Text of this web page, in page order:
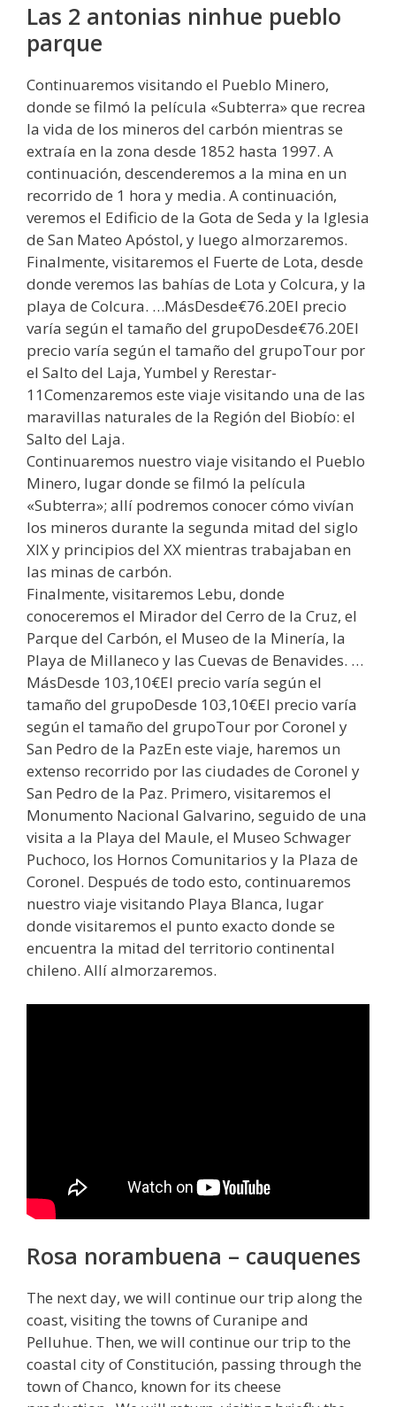
Las 2 antonias ninhue pueblo
parque
Continuaremos visitando el Pueblo Minero,
donde se filmó la película «Subterra» que recrea
la vida de los mineros del carbón mientras se
extraía en la zona desde 1852 hasta 1997. A
continuación, descenderemos a la mina en un
recorrido de 1 hora y media. A continuación,
veremos el Edificio de la Gota de Seda y la Iglesia
de San Mateo Apóstol, y luego almorzaremos.
Finalmente, visitaremos el Fuerte de Lota, desde
donde veremos las bahías de Lota y Colcura, y la
playa de Colcura. …MásDesde€76.20El precio
varía según el tamaño del grupoDesde€76.20El
precio varía según el tamaño del grupoTour por
el Salto del Laja, Yumbel y Rerestar-
11Comenzaremos este viaje visitando una de las
maravillas naturales de la Región del Biobío: el
Salto del Laja.
Continuaremos nuestro viaje visitando el Pueblo
Minero, lugar donde se filmó la película
«Subterra»; allí podremos conocer cómo vivían
los mineros durante la segunda mitad del siglo
XIX y principios del XX mientras trabajaban en
las minas de carbón.
Finalmente, visitaremos Lebu, donde
conoceremos el Mirador del Cerro de la Cruz, el
Parque del Carbón, el Museo de la Minería, la
Playa de Millaneco y las Cuevas de Benavides. …
MásDesde 103,10€El precio varía según el
tamaño del grupoDesde 103,10€El precio varía
según el tamaño del grupoTour por Coronel y
San Pedro de la PazEn este viaje, haremos un
extenso recorrido por las ciudades de Coronel y
San Pedro de la Paz. Primero, visitaremos el
Monumento Nacional Galvarino, seguido de una
visita a la Playa del Maule, el Museo Schwager
Puchoco, los Hornos Comunitarios y la Plaza de
Coronel. Después de todo esto, continuaremos
nuestro viaje visitando Playa Blanca, lugar
donde visitaremos el punto exacto donde se
encuentra la mitad del territorio continental
chileno. Allí almorzaremos.
Rosa norambuena – cauquenes
The next day, we will continue our trip along the
coast, visiting the towns of Curanipe and
Pelluhue. Then, we will continue our trip to the
coastal city of Constitución, passing through the
town of Chanco, known for its cheese